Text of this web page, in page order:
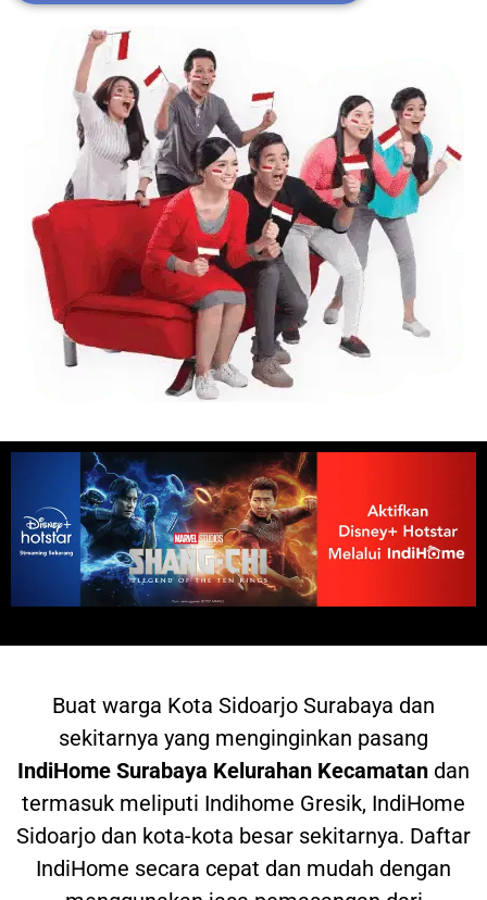
Buat warga Kota Sidoarjo Surabaya dan
sekitarnya yang menginginkan pasang
IndiHome Surabaya Kelurahan Kecamatan dan
termasuk meliputi Indihome Gresik, IndiHome
Sidoarjo dan kota-kota besar sekitarnya. Daftar
IndiHome secara cepat dan mudah dengan